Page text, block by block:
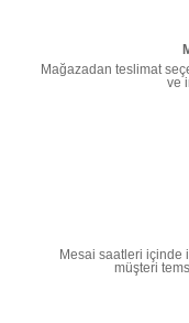
Mağazadan teslimat
ve
Mesai saatleri içinde
müşteri